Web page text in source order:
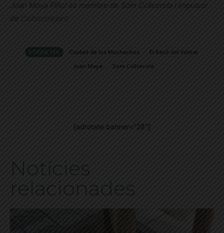
Joan Moya Piñol és membre de Som Collserola i impulsor
de Collserolejant
ETIQUETES Ciudad de los Muchachos
El Racó del Veïnat
Joan Moya
Som Collserola
[adrotate banner="28"]
Notícies
relacionades